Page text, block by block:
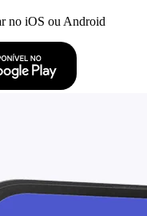
no iOS ou Android